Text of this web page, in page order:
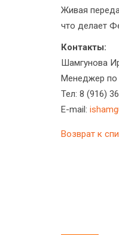
Живая
что делает
Контакты:
Шамгунова
Менеджер по
Тел: 8 (916)
E-mail:
Возврат к